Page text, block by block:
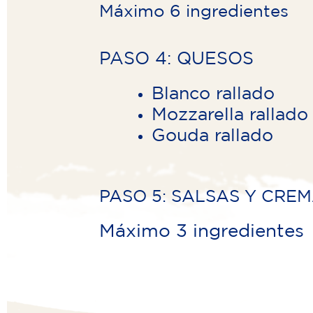
Máximo 6 ingredientes
PASO 4: QUESOS
Blanco rallado
Mozzarella rallado
Gouda rallado
PASO 5: SALSAS Y
Máximo 3 ingredientes